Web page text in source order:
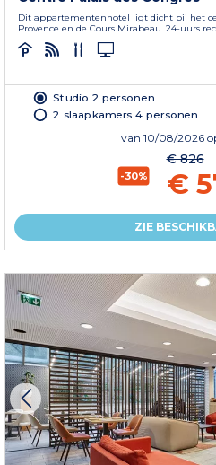
Dit appartementenhotel ligt dicht bij het
Provence en de Cours Mirabeau. 24-uurs
Studio 2 personen
2 slaapkamers 4 personen
van 10/08/2026
-30%
€ 826
€
ZIE